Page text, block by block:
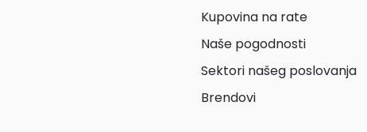
Kupovina na rate
Naše pogodnosti
Sektori našeg poslovanja
Brendovi